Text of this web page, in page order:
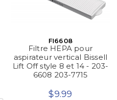
FI6608
Filtre HEPA pour
aspirateur vertical Bissell
Lift Off style 8 et 14 - 203-
6608 203-7715
$9.99